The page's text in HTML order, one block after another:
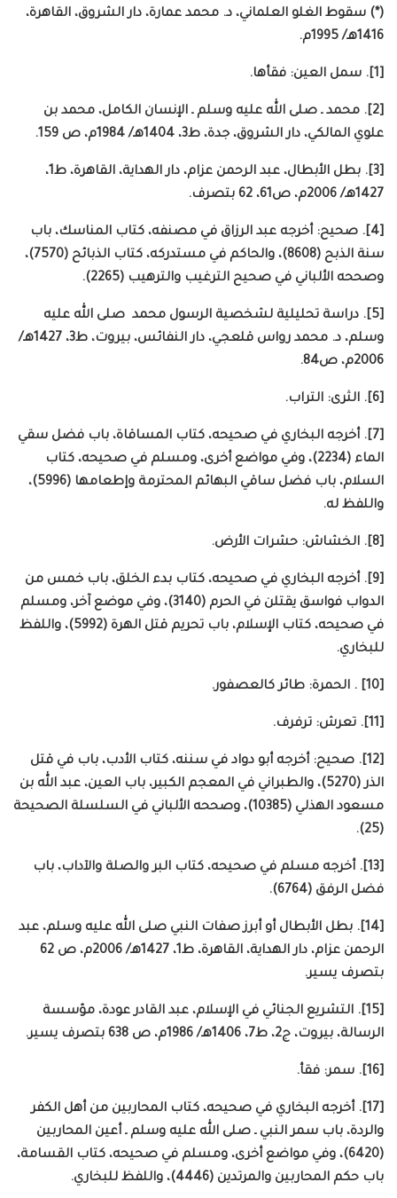
(*) سقوط الغلو العلماني، د. محمد عمارة، دار الشروق، القاهرة،
1416هـ/ 1995م.
[1]. سمل العين: فقأها.
[2]. محمد ـ صلى الله عليه وسلم ـ الإنسان الكامل، محمد بن
علوي المالكي، دار الشروق، جدة، ط3، 1404هـ/ 1984م، ص 159.
[3]. بطل الأبطال، عبد الرحمن عزام، دار الهداية، القاهرة، ط1،
1427هـ/ 2006م، ص61، 62 بتصرف.
[4]. صحيح: أخرجه عبد الرزاق في مصنفه، كتاب المناسك، باب
سنة الذبح (8608)، والحاكم في مستدركه، كتاب الذبائح (7570)،
وصححه الألباني في صحيح الترغيب والترهيب (2265).
[5]. دراسة تحليلية لشخصية الرسول محمد صلى الله عليه
وسلم، د. محمد رواس قلعجي، دار النفائس، بيروت، ط3، 1427هـ/
2006م، ص84.
[6]. الثرى: التراب.
[7]. أخرجه البخاري في صحيحه، كتاب المساقاة، باب فضل سقي
الماء (2234)، وفي مواضع أخرى، ومسلم في صحيحه، كتاب
السلام، باب فضل ساقي البهائم المحترمة وإطعامها (5996)،
واللفظ له.
[8]. الخشاش: حشرات الأرض.
[9]. أخرجه البخاري في صحيحه، كتاب بدء الخلق، باب خمس من
الدواب فواسق يقتلن في الحرم (3140)، وفي موضع آخر، ومسلم
في صحيحه، كتاب الإسلام، باب تحريم قتل الهرة (5992)، واللفظ
للبخاري.
[10] . الحمرة: طائر كالعصفور.
[11]. تعرش: ترفرف.
[12]. صحيح: أخرجه أبو دواد في سننه، كتاب الأدب، باب في قتل
الذر (5270)، والطبراني في المعجم الكبير، باب العين، عبد الله بن
مسعود الهذلي (10385)، وصححه الألباني في السلسلة الصحيحة
(25).
[13]. أخرجه مسلم في صحيحه، كتاب البر والصلة والآداب، باب
فضل الرفق (6764).
[14]. بطل الأبطال أو أبرز صفات النبي صلى الله عليه وسلم، عبد
الرحمن عزام، دار الهداية، القاهرة، ط1، 1427هـ/ 2006م، ص 62
بتصرف يسير.
[15]. التشريع الجنائي في الإسلام، عبد القادر عودة، مؤسسة
الرسالة، بيروت، ج2، ط7، 1406هـ/ 1986م، ص 638 بتصرف يسير.
[16]. سمر: فقأ.
[17]. أخرجه البخاري في صحيحه، كتاب المحاربين من أهل الكفر
والردة، باب سمر النبي ـ صلى الله عليه وسلم ـ أعين المحاربين
(6420)، وفي مواضع أخرى، ومسلم في صحيحه، كتاب القسامة،
باب حكم المحاربين والمرتدين (4446)، واللفظ للبخاري.